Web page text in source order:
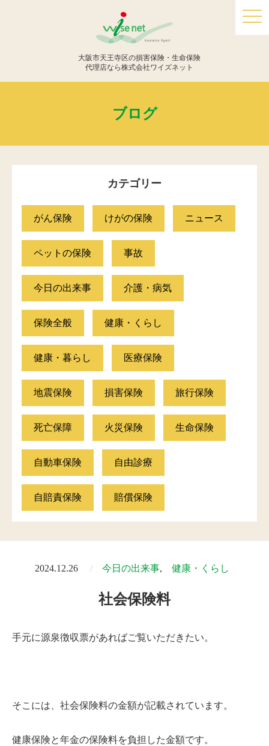
大阪市天王寺区の損害保険・生命保険
代理店なら株式会社ワイズネット
ブログ
カテゴリー
がん保険 けがの保険 ニュース
ペットの保険 事故
今日の出来事 介護・病気
保険全般 健康・くらし
健康・暮らし 医療保険
地震保険 損害保険 旅行保険
死亡保障 火災保険 生命保険
自動車保険 自由診療
自賠責保険 賠償保険
2024.12.26 今日の出来事 健康・くらし
社会保険料
手元に源泉徴収票があればご覧いただきたい。
そこには、社会保険料の金額が記載されています。
健康保険と年金の保険料を負担した金額です。